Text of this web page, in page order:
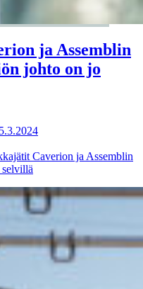
ja Assemblin
johto on jo
5.3.2024
Caverion ja Assemblin